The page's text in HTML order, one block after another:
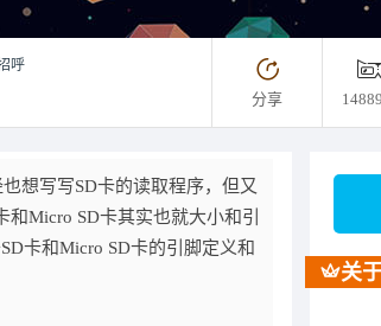
呼
分享
想写写SD卡的读取程序，但又
Micro SD卡其实也就大小和引
卡和Micro SD卡的引脚定义和
关